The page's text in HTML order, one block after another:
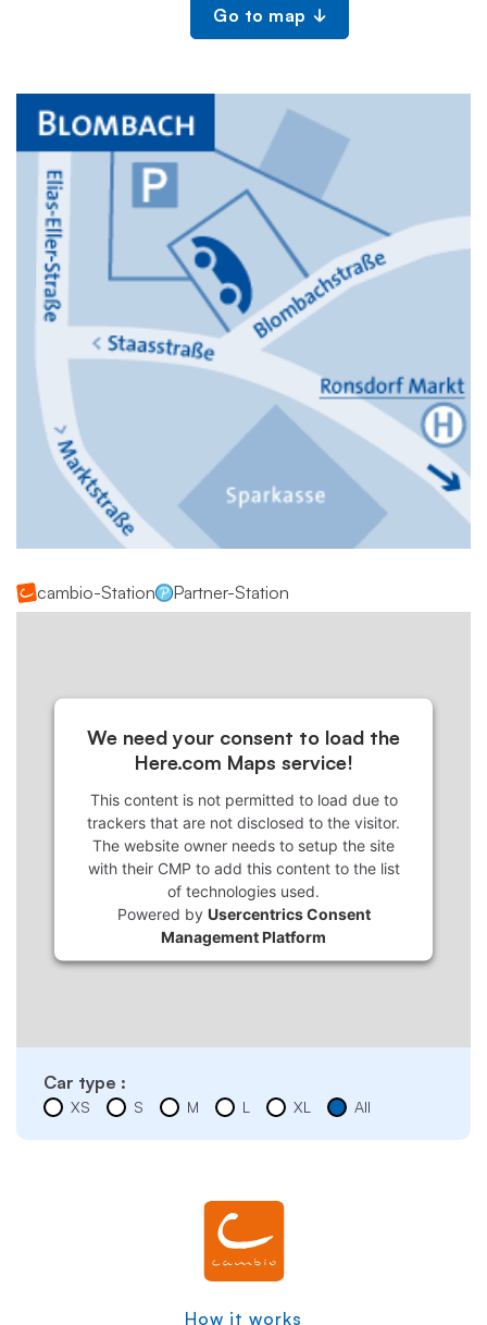
Go to map
cambio-Station Partner-Station
We need your consent to load the
Here.com Maps service!
This content is not permitted to load due to
trackers that are not disclosed to the visitor.
The website owner needs to setup the site
with their CMP to add this content to the list
of technologies used.
Powered by Usercentrics Consent
Management Platform
Car type :
XS S M L XL All
How it works